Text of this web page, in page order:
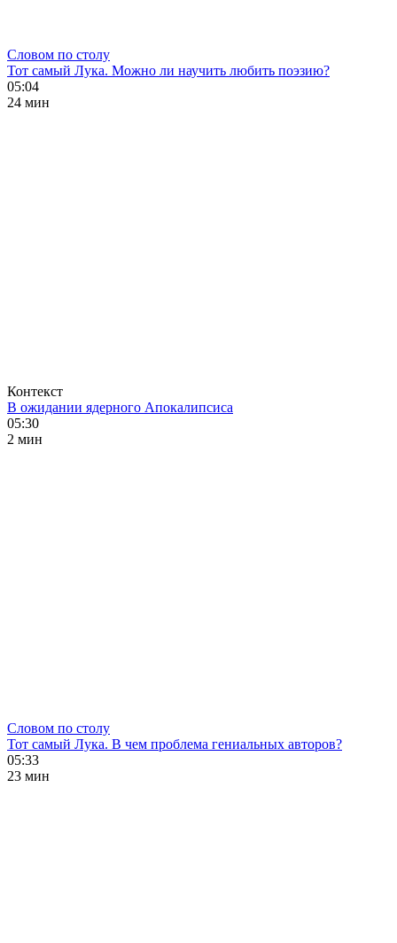
Словом по столу
Тот самый Лука. Можно ли научить любить поэзию?
05:04
24 мин
Контекст
В ожидании ядерного Апокалипсиса
05:30
2 мин
Словом по столу
Тот самый Лука. В чем проблема гениальных авторов?
05:33
23 мин